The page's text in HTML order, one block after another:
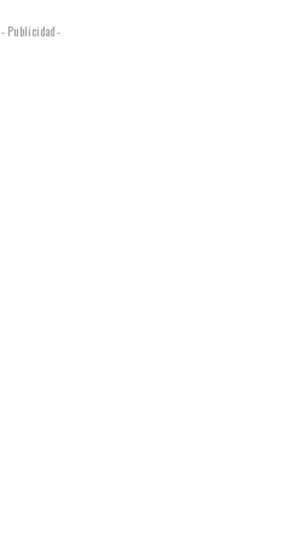
- Publicidad -